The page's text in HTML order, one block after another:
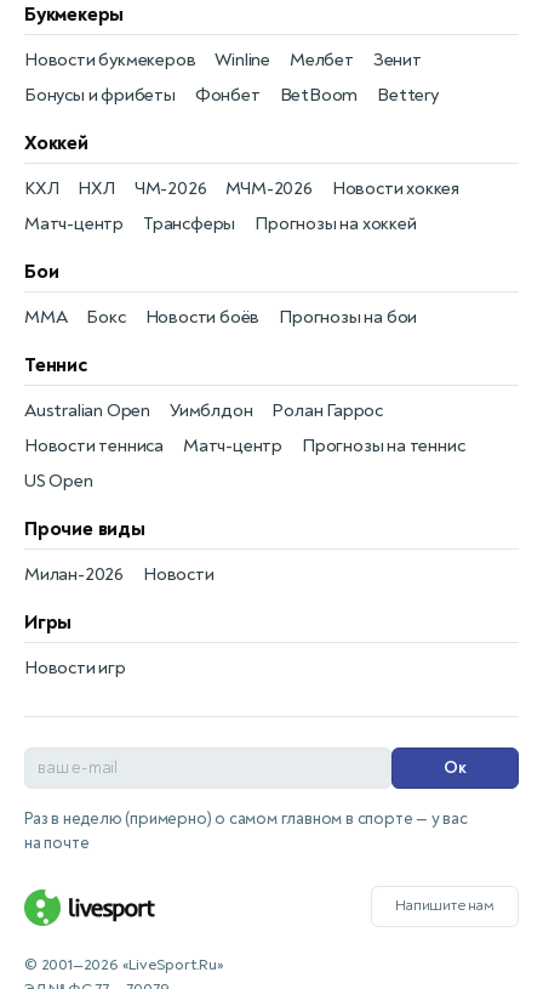
Букмекеры
Бонусы и фрибеты
Новости букмекеров
Фонбет
Winline
BetBoom
Мелбет
Bettery
Зенит
Хоккей
Новости хоккея
КХЛ
Матч-центр
НХЛ
Трансферы
ЧМ-2026
Прогнозы на хоккей
МЧМ-2026
Бои
Новости боёв
MMA Прогнозы на бои
Бокс
Теннис
Новости тенниса
Australian Open
Матч-центр
Уимблдон
Прогнозы на теннис
Ролан Гаррос
US Open
Прочие виды
Новости
Милан-2026
Игры
Новости игр
Ок
Раз в неделю (примерно) о самом главном в спорте — у вас
на почте
Напишите нам
© 2001—2026 «LiveSport.Ru»